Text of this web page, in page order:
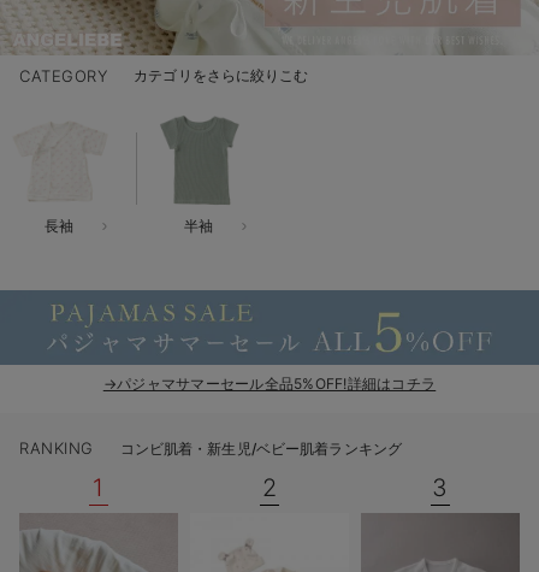
新生児スリーパー・ベビーパジャマ
赤ちゃん お風呂・ベビースキンケア
おむつ関連グッズ
快適機能ウェア特集 ボトムス
快適機能ウェア特集 パジャマ
ハレの日に着るANGELIEBEのセレモニー
冬に可愛いニットがお得！
親子コーデ｜ママとベビーにおすすめ！
Gift Selection 出産祝い
保育園・入園準備特集
長く使えるアイテム
お部屋映えアイテム
CATEGORY カテゴリをさらに絞りこむ
長袖 半袖
→パジャマサマーセール全品5%OFF!詳細はコチラ
RANKING コンビ肌着・新生児/ベビー肌着ランキング
1 2 3